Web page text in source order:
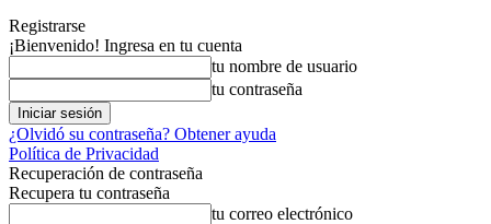
Registrarse
¡Bienvenido! Ingresa en tu cuenta
tu nombre de usuario
tu contraseña
¿Olvidó su contraseña? Obtener ayuda
Política de Privacidad
Recuperación de contraseña
Recupera tu contraseña
tu correo electrónico